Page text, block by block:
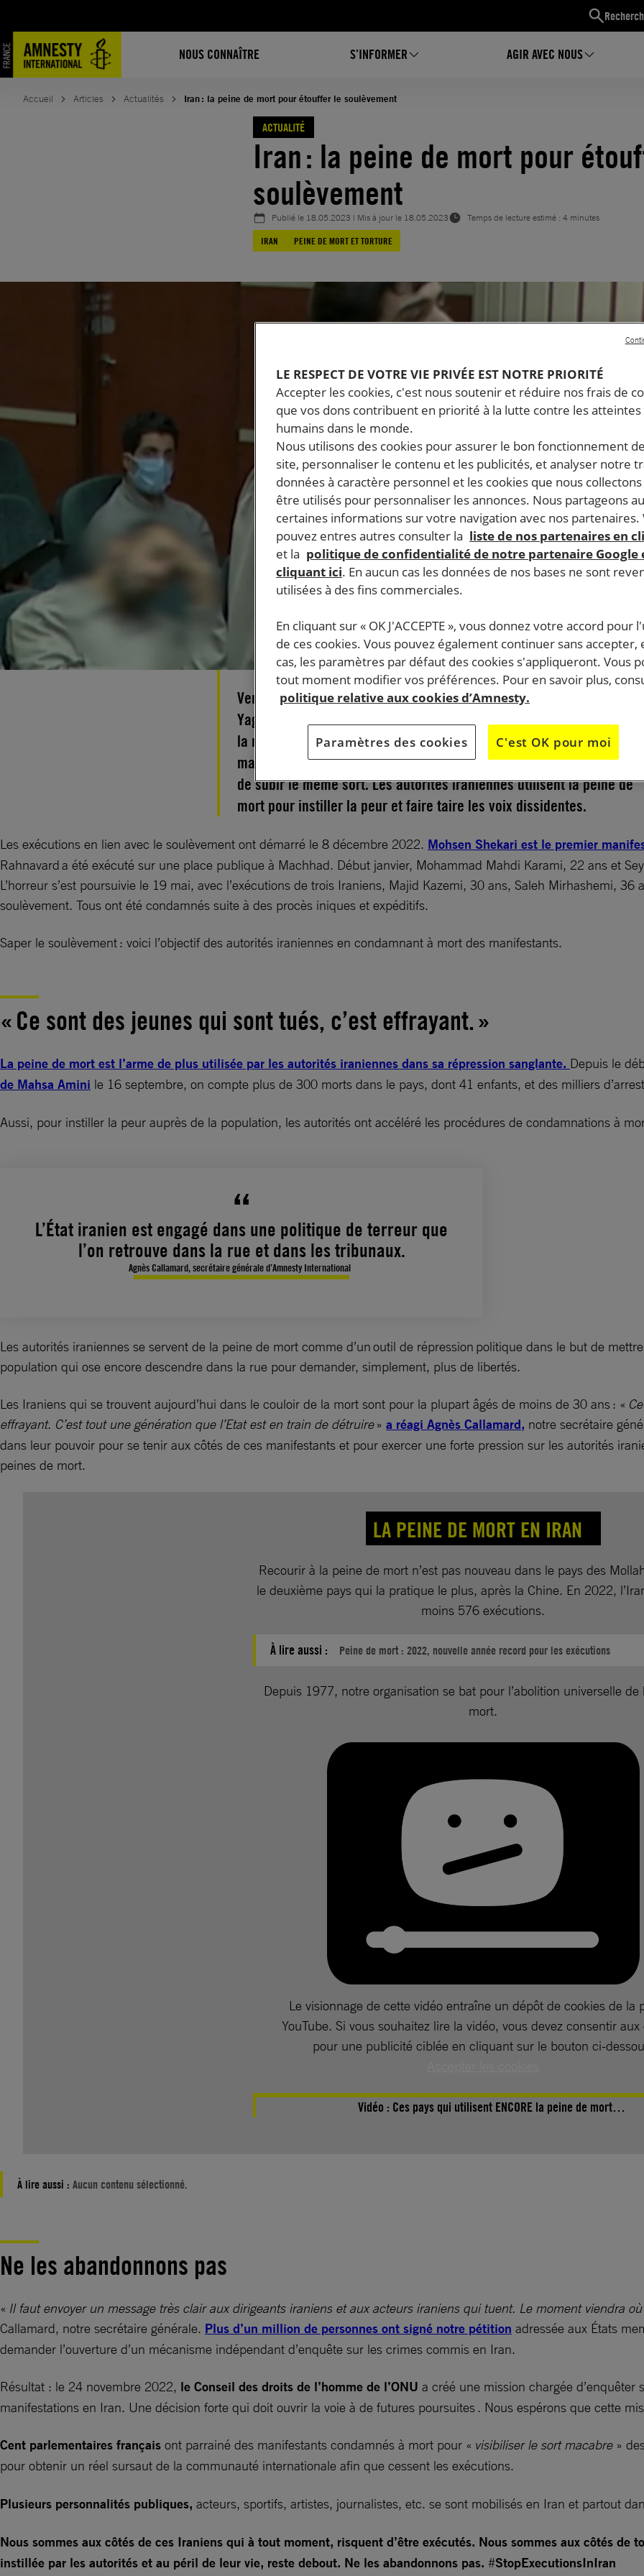
NOUS CONNAÎTRE S’INFORMER AGIR AVEC NOUS
contenu
Accueil Articles Actualités Iran : la peine de mort pour étouffer le soulèvement
ACTUALITÉ
Iran : la peine de mort pour
soulèvement
Publié le 18.05.2023 | Mis à jour le 18.05.2023
Temps de lecture estimé : 4 minutes
IRAN
PEINE DE MORT ET TORTURE
Vendredi 19 mai au matin, Majid Kazemi, Saleh Mirhashemi et Saeed
Yaghoubi ont été exécutés, en lien avec le soulèvement déclenché par
la mort de Mahsa (Zhina) Amini. Avant eux, au moins quatre
manifestants avaient déjà été exécutés. Plusieurs personnes risquent
de subir le même sort. Les autorités iraniennes utilisent la peine de
mort pour instiller la peur et faire taire les voix dissidentes.
Les exécutions en lien avec le soulèvement ont démarré le 8 décembre 2022. Mohsen Shekari est le premier
Rahnavard a été exécuté sur une place publique à Machhad. Début janvier, Mohammad Mahdi Karami, 22 ans et
L’horreur s’est poursuivie le 19 mai, avec l’exécutions de trois Iraniens, Majid Kazemi, 30 ans, Saleh Mirhashemi,
soulèvement. Tous ont été condamnés suite à des procès iniques et expéditifs.
Saper le soulèvement : voici l’objectif des autorités iraniennes en condamnant à mort des manifestants.
« Ce sont des jeunes qui sont tués, c’est effrayant. »
La peine de mort est l’arme de plus utilisée par les autorités iraniennes dans sa répression sanglante. Depuis le
de Mahsa Amini le 16 septembre, on compte plus de 300 morts dans le pays, dont 41 enfants, et des milliers
Aussi, pour instiller la peur auprès de la population, les autorités ont accéléré les procédures de condamnations à
L’État iranien est engagé dans une politique de terreur que
l’on retrouve dans la rue et dans les tribunaux.
Agnès Callamard, secrétaire générale d’Amnesty International
Les autorités iraniennes se servent de la peine de mort comme d’un outil de répression politique dans le but de
population qui ose encore descendre dans la rue pour demander, simplement, plus de libertés.
Les Iraniens qui se trouvent aujourd’hui dans le couloir de la mort sont pour la plupart âgés de moins de 30 ans : «
effrayant. C’est tout une génération que l’Etat est en train de détruire» a réagi Agnès Callamard, notre secrétaire
dans leur pouvoir pour se tenir aux côtés de ces manifestants et pour exercer une forte pression sur les autorités
peines de mort.
LA PEINE DE MORT EN IRAN
Recourir à la peine de mort n’est pas nouveau dans le pays des
le deuxième pays qui la pratique le plus, après la Chine. En 2022,
moins 576 exécutions.
À lire aussi : Peine de mort : 2022, nouvelle année record pour les exécutions
Depuis 1977, notre organisation se bat pour l’abolition universelle de
mort.
Le visionnage de cette vidéo entraîne un dépôt de cookies de la
YouTube. Si vous souhaitez lire la vidéo, vous devez consentir aux
pour une publicité ciblée en cliquant sur le bouton ci-
Vidéo : Ces pays qui utilisent ENCORE la peine de mort…
À lire aussi : Aucun contenu sélectionné.
Ne les abandonnons pas
« Il faut envoyer un message très clair aux dirigeants iraniens et aux acteurs iraniens qui tuent. Le moment viendra
Callamard, notre secrétaire générale. Plus d’un million de personnes ont signé notre pétition adressée aux États
demander l’ouverture d’un mécanisme indépendant d’enquête sur les crimes commis en Iran.
Résultat : le 24 novembre 2022, le Conseil des droits de l’homme de l’ONU a créé une mission chargée
manifestations en Iran. Une décision forte qui doit ouvrir la voie à de futures poursuites . Nous espérons que cette
Cent parlementaires français ont parrainé des manifestants condamnés à mort pour « visibiliser le sort macabre »
pour obtenir un réel sursaut de la communauté internationale afin que cessent les exécutions.
Plusieurs personnalités publiques, acteurs, sportifs, artistes, journalistes, etc. se sont mobilisés en Iran et partout
Nous sommes aux côtés de ces Iraniens qui à tout moment, risquent d’être exécutés. Nous sommes aux côtés
instillée par les autorités et au péril de leur vie, reste debout. Ne les abandonnons pas. #StopExecutionsInIran
LE RESPECT DE VOTRE VIE PRIVÉE EST NOTRE PRIORITÉ
Accepter les cookies, c'est nous soutenir et réduire nos frais de
que vos dons contribuent en priorité à la lutte contre les
humains dans le monde.
Nous utilisons des cookies pour assurer le bon fonctionnement
site, personnaliser le contenu et les publicités, et analyser notre
données à caractère personnel et les cookies que nous
être utilisés pour personnaliser les annonces. Nous partageons
certaines informations sur votre navigation avec nos partenaires.
pouvez entres autres consulter la liste de nos partenaires en
et la politique de confidentialité de notre partenaire Google
cliquant ici. En aucun cas les données de nos bases ne sont
utilisées à des fins commerciales.
En cliquant sur « OK J'ACCEPTE », vous donnez votre accord pour
de ces cookies. Vous pouvez également continuer sans accepter,
cas, les paramètres par défaut des cookies s'appliqueront. Vous
tout moment modifier vos préférences. Pour en savoir plus,
politique relative aux cookies d’Amnesty.
Paramètres des cookies C'est OK pour moi